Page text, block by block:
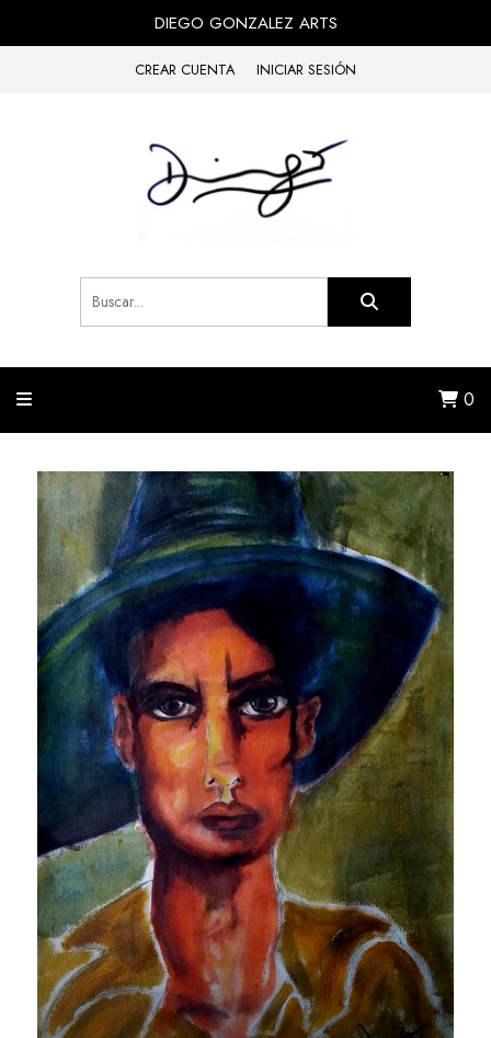
DIEGO GONZALEZ ARTS
CREAR CUENTA INICIAR SESIÓN
0